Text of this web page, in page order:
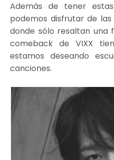
Además de tener
podemos disfrutar de
donde sólo resaltan una
comeback de VIXX
estamos deseando
canciones.